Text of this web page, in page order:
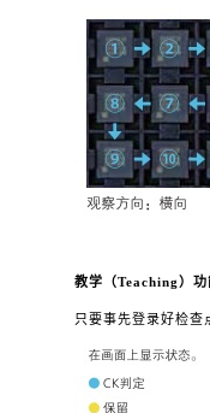
教学（Teaching）功
只要事先登录好检查